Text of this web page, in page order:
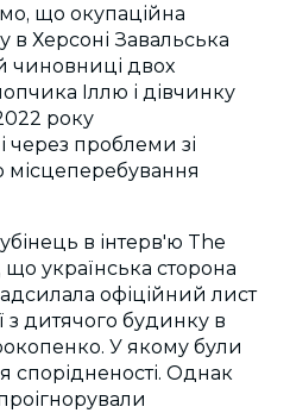
що окупаційна
Херсоні Завальська
чиновниці двох
Іллю і дівчинку
року
через проблеми зі
місцеперебування
в інтерв'ю The
, що українська сторона
офіційний лист
з дитячого будинку в
У якому були
спорідненості. Однак